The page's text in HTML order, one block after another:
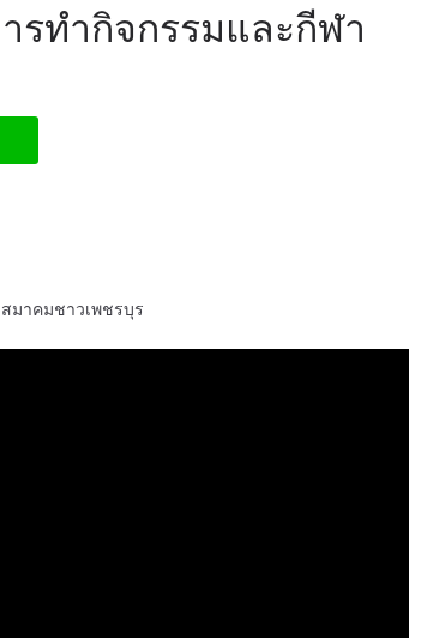
ทำกิจกรรมและกีฬา
มาคมชาวเพชรบุร